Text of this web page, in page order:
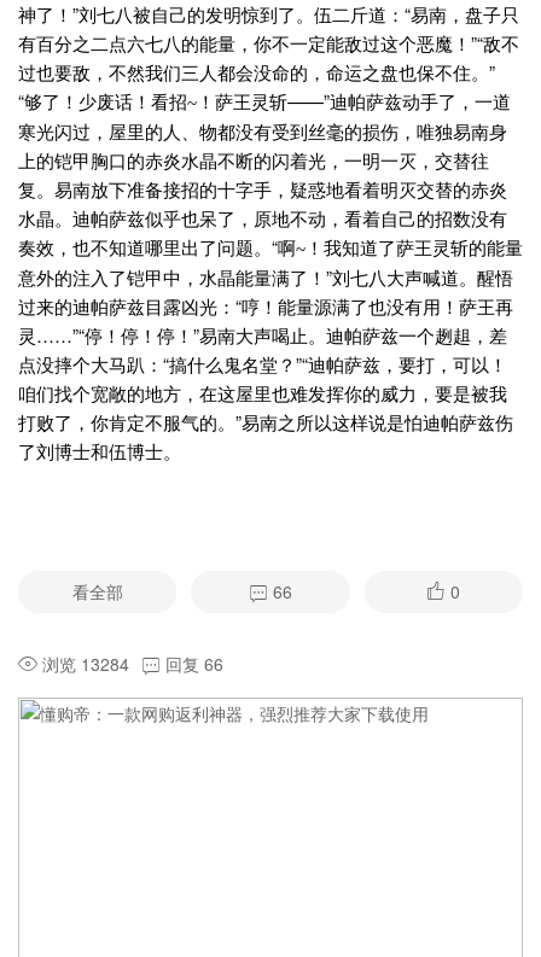
神了！”刘七八被自己的发明惊到了。伍二斤道：“易南，盘子只
有百分之二点六七八的能量，你不一定能敌过这个恶魔！”“敌不
过也要敌，不然我们三人都会没命的，命运之盘也保不住。”
“够了！少废话！看招~ ！萨王灵斩——”迪帕萨兹动手了，一道
寒光闪过，屋里的人、物都没有受到丝毫的损伤，唯独易南身
上的铠甲胸口的赤炎水晶不断的闪着光，一明一灭，交替往
复。易南放下准备接招的十字手，疑惑地看着明灭交替的赤炎
水晶。迪帕萨兹似乎也呆了，原地不动，看着自己的招数没有
奏效，也不知道哪里出了问题。“啊~ ！我知道了萨王灵斩的能量
意外的注入了铠甲中，水晶能量满了！”刘七八大声喊道。醒悟
过来的迪帕萨兹目露凶光：“哼！能量源满了也没有用！萨王再
灵……”“停！停！停！”易南大声喝止。迪帕萨兹一个趔趄，差
点没摔个大马趴：“搞什么鬼名堂？”“迪帕萨兹，要打，可以！
咱们找个宽敞的地方，在这屋里也难发挥你的威力，要是被我
打败了，你肯定不服气的。”易南之所以这样说是怕迪帕萨兹伤
了刘博士和伍博士。
看全部 66 0
浏览 13284 回复 66